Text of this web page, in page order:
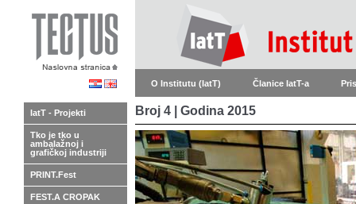
O Institutu (IatT) Članice IatT-a
Broj 4 | Godina 2015
IatT - Projekti
Tko je tko u
ambalažnoj i
grafičkoj industriji
PRINT.Fest
FEST.A CROPAK